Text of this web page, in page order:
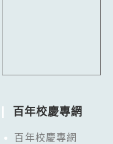
百年校慶專網
百年校慶專網